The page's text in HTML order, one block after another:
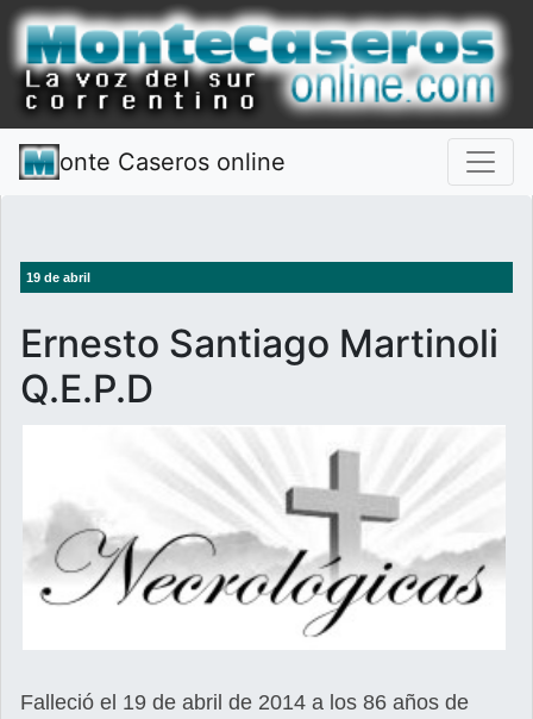
onte Caseros online
19 de abril
Ernesto Santiago Martinoli
Q.E.P.D
Falleció el 19 de abril de 2014 a los 86 años de